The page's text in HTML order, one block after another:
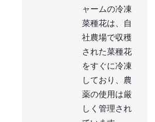
ャームの冷凍
菜種花は、自
社農場で収穫
された菜種花
をすぐに冷凍
しており、農
薬の使用は厳
しく管理され